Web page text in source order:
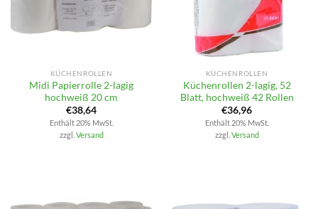
KÜCHENROLLEN
Midi Papierrolle 2-lagig
hochweiß 20 cm
€38,64
Enthält 20% MwSt.
zzgl. Versand
KÜCHENROLLEN
Küchenrollen 2-lagig, 52
Blatt, hochweiß 42 Rollen
€36,96
Enthält 20% MwSt.
zzgl. Versand